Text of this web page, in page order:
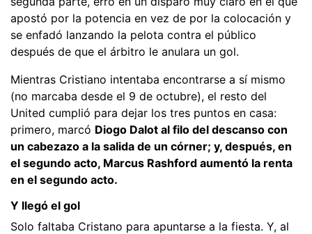
apostó por la potencia en vez de por la colocación y
se enfadó lanzando la pelota contra el público
después de que el árbitro le anulara un gol.
Mientras Cristiano intentaba encontrarse a sí mismo
(no marcaba desde el 9 de octubre), el resto del
United cumplió para dejar los tres puntos en casa:
primero, marcó Diogo Dalot al filo del descanso con
un cabezazo a la salida de un córner; y, después, en
el segundo acto, Marcus Rashford aumentó la renta
en el segundo acto.
Y llegó el gol
Solo faltaba Cristano para apuntarse a la fiesta. Y, al